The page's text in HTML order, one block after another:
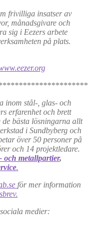
frivilliga insatser av
månadsgivare och
sig i Eezers arbete
på plats.
inom stål-, glas- och
erfarenhet och brett
bästa lösningarna allt
i Sundbyberg och
över 50 personer på
och 14 projektledare.
och metallpartier,
.
för mer information
medier: